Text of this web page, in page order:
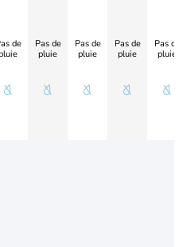
de
Pas de
pluie
Pas de
pluie
Pas de
pluie
Pas
pluie